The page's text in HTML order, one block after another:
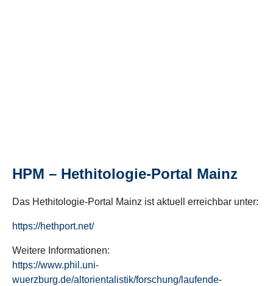
HPM – Hethitologie-Portal Mainz
Das Hethitologie-Portal Mainz ist aktuell erreichbar unter:
https://hethport.net/
Weitere Informationen:
https://www.phil.uni-
wuerzburg.de/altorientalistik/forschung/laufende-